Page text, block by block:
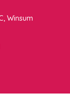
Winsum